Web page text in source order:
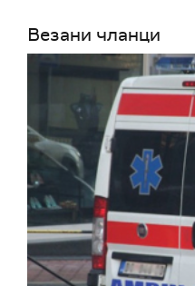
Везани чланци